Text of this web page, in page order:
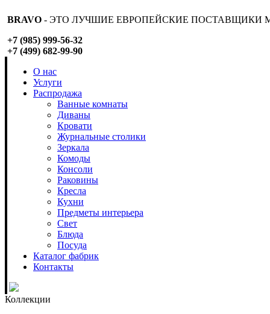
BRAVO - ЭТО ЛУЧШИЕ ЕВРОПЕЙСКИЕ ПОСТАВЩИКИ
+7 (985) 999-56-32
+7 (499) 682-99-90
О нас
Услуги
Распродажа
Ванные комнаты
Диваны
Кровати
Журнальные столики
Зеркала
Комоды
Консоли
Раковины
Кресла
Кухни
Предметы интерьера
Свет
Блюда
Посуда
Каталог фабрик
Контакты
Коллекции